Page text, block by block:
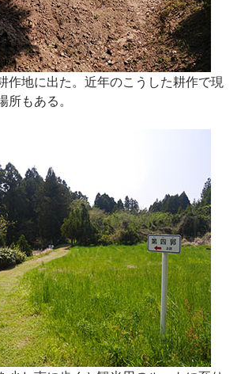
作地に出た。近年のこうした耕作で現
所もある。